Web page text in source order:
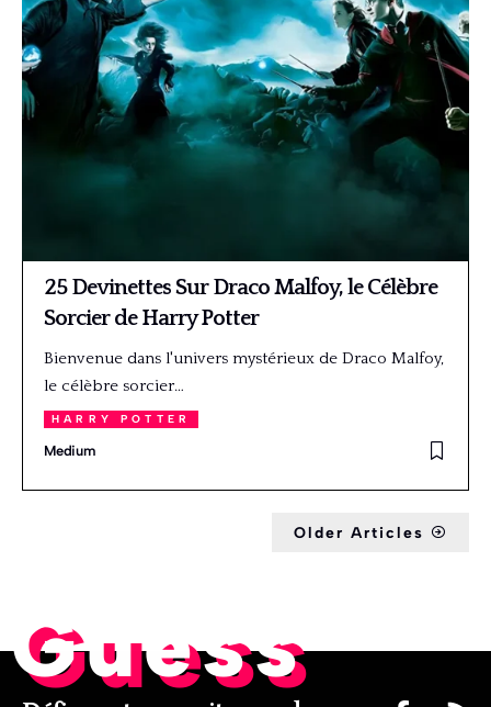
25 Devinettes Sur Draco Malfoy, le Célèbre
Sorcier de Harry Potter
Bienvenue dans l'univers mystérieux de Draco Malfoy,
le célèbre sorcier…
HARRY POTTER
Medium
Older Articles
Guess